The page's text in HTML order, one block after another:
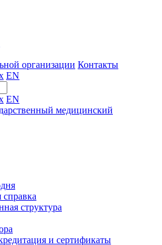
организации Контакты
EN
EN
справка
структура
и сертификаты